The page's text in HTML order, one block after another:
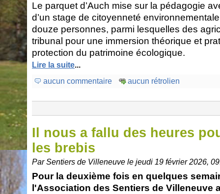
Le parquet d’Auch mise sur la pédagogie
d’un stage de citoyenneté
douze personnes, parmi lesquelles des
tribunal pour une immersion théorique et
protection du patrimoine écologique.
Lire la suite...
aucun commentaire
aucun rétrolien
Il nous a fallu des heures
les brebis
Par Sentiers de Villeneuve le jeudi 19 février 2026,
Pour la deuxième fois en quelques
l'Association des Sentiers de Villeneuve